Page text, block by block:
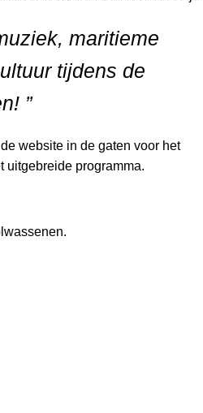
maritieme
tijdens de
”
website in de gaten voor het
uitgebreide programma.